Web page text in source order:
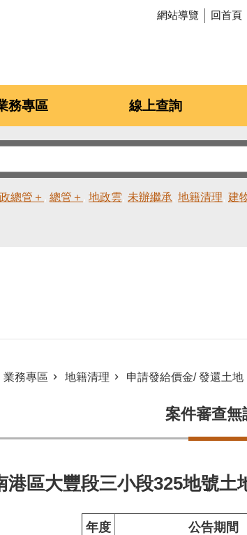
網站導覽 回首頁
務專區 線上查詢
總管＋ 總管＋ 地政雲 未辦繼承 地籍清理 建
業務專區 地籍清理 申請發給價金/ 發還土地
案件審查
港區大豐段三小段325地號土
年度 公告期間